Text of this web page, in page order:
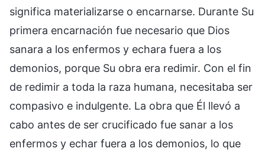
significa materializarse o encarnarse. Durante Su
primera encarnación fue necesario que Dios
sanara a los enfermos y echara fuera a los
demonios, porque Su obra era redimir. Con el fin
de redimir a toda la raza humana, necesitaba ser
compasivo e indulgente. La obra que Él llevó a
cabo antes de ser crucificado fue sanar a los
enfermos y echar fuera a los demonios, lo que